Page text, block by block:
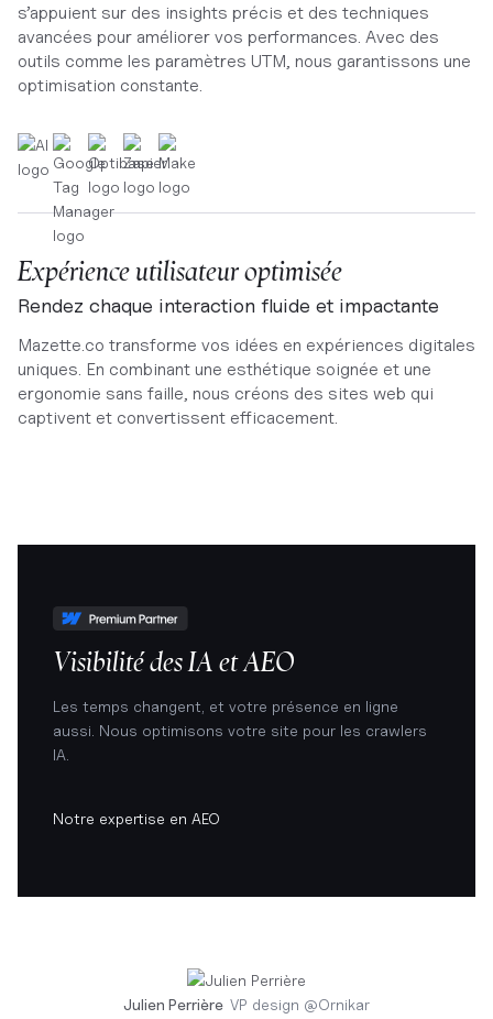
s’appuient sur des insights précis et des techniques
avancées pour améliorer vos performances. Avec des
outils comme les paramètres UTM, nous garantissons une
optimisation constante.
Expérience utilisateur optimisée
Rendez chaque interaction fluide et impactante
Mazette.co transforme vos idées en expériences digitales
uniques. En combinant une esthétique soignée et une
ergonomie sans faille, nous créons des sites web qui
captivent et convertissent efficacement.
Visibilité des IA et AEO
Les temps changent, et votre présence en ligne
aussi. Nous optimisons votre site pour les crawlers
IA.
Notre expertise en AEO
Julien Perrière VP design @Ornikar